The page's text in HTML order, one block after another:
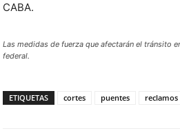
CABA.
Las medidas de fuerza que afectarán el tránsito
federal.
ETIQUETAS cortes puentes reclamos